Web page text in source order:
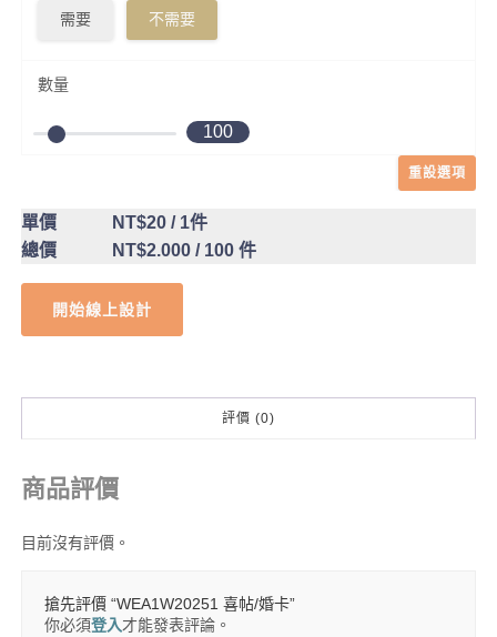
需要 不需要
數量
100
重設選項
單價 NT$20/ 1件
總價
NT$2.000/ 100 件
開始線上設計
評價 (0)
商品評價
目前沒有評價。
搶先評價 “WEA1W20251 喜帖/婚卡”
你必須登入才能發表評論。